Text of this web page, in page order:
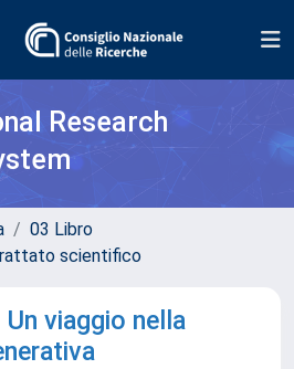
Research
03 Libro
scientifico
viaggio nella